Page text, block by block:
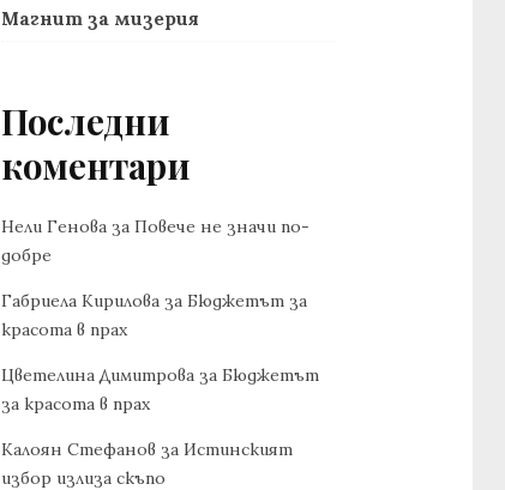
Магнит за мизерия
Последни
коментари
Нели Генова за Повече не значи по-
добре
Габриела Кирилова за Бюджетът за
красота в прах
Цветелина Димитрова за Бюджетът
за красота в прах
Калоян Стефанов за Истинският
избор излиза скъпо